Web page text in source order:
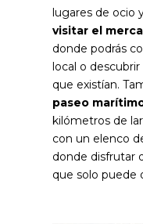
lugares de ocio
visitar el
donde podrás
local o
que existían.
paseo
kilómetros de
con un elenco
donde disfrutar
que solo puede